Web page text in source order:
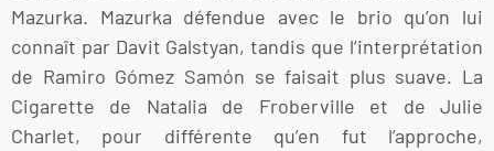
Mazurka. Mazurka défendue avec le brio qu’on lui
connaît par Davit Galstyan, tandis que l’interprétation
de Ramiro Gómez Samón se faisait plus suave. La
Cigarette de Natalia de Froberville et de Julie
Charlet, pour différente qu’en fut l’approche,